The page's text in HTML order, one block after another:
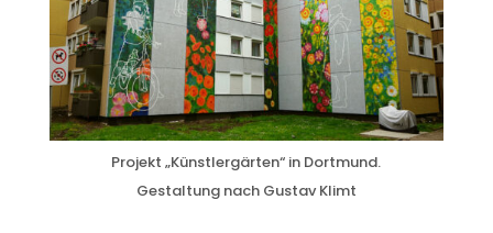
Projekt „Künstlergärten“ in Dortmund.
Gestaltung nach Gustav Klimt